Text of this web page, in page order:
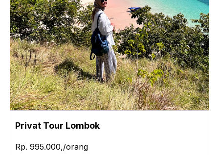
Privat Tour Lombok
Rp. 995.000,/orang